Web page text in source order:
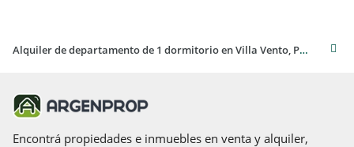
Alquiler de departamento de 1 dormitorio en Villa Vento, Pilar
Encontrá propiedades e inmuebles en venta y alquiler,